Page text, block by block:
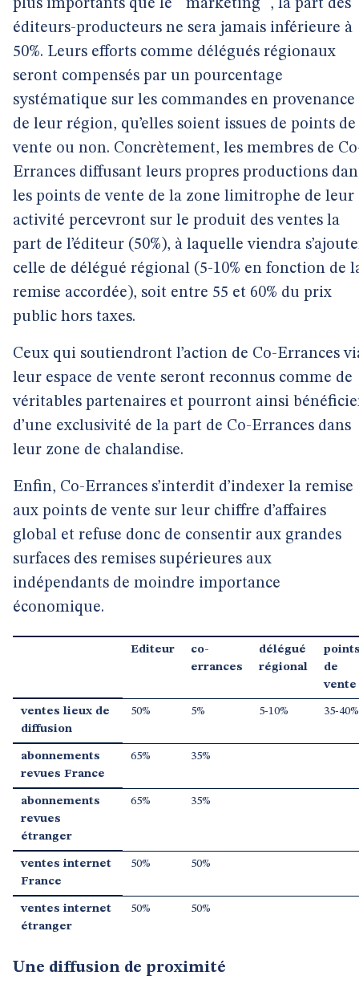
plus importants que le " marketing ", la part des
éditeurs-producteurs ne sera jamais inférieure à
50%. Leurs efforts comme délégués régionaux
seront compensés par un pourcentage
systématique sur les commandes en provenance
de leur région, qu’elles soient issues de points de
vente ou non. Concrètement, les membres de
Errances diffusant leurs propres productions
les points de vente de la zone limitrophe de leur
activité percevront sur le produit des ventes la
part de l’éditeur (50%), à laquelle viendra
celle de délégué régional (5-10% en fonction de
remise accordée), soit entre 55 et 60% du prix
public hors taxes.
Ceux qui soutiendront l’action de Co-Errances
leur espace de vente seront reconnus comme de
véritables partenaires et pourront ainsi
d’une exclusivité de la part de Co-Errances dans
leur zone de chalandise.
Enfin, Co-Errances s’interdit d’indexer la remise
aux points de vente sur leur chiffre d’affaires
global et refuse donc de consentir aux grandes
surfaces des remises supérieures aux
indépendants de moindre importance
économique.
Editeur
co-
errances
délégué
régional
de
vente
ventes lieux de
diffusion
50% 5% 5-10% 35-40%
abonnements
revues France
65% 35%
abonnements
revues
étranger
65% 35%
ventes internet
France
50% 50%
ventes internet
étranger
50% 50%
Une diffusion de proximité